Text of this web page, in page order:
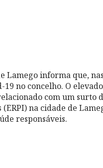
Lamego informa que,
19 no concelho. O
com um
(ERPI) na cidade de
responsáveis.